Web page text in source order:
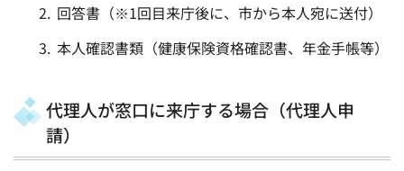
回答書（※1回目来庁後に、市から本人宛に送付）
本人確認書類（健康保険資格確認書、年金手帳等）
代理人が窓口に来庁する場合（代理人申
請）